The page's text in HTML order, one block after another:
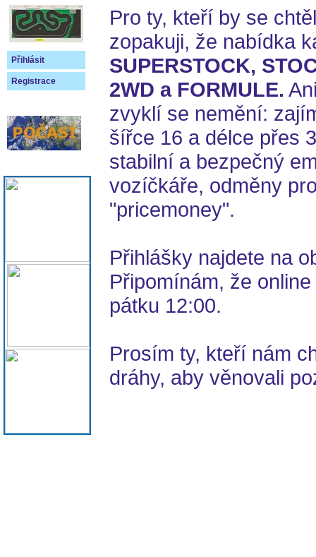
Přihlásit
Registrace
Pro ty, kteří by se
zopakuji, že nabídka
SUPERSTOCK,
2WD a FORMULE.
zvyklí se nemění:
šířce 16 a délce přes
stabilní a bezpečný
vozíčkáře, odměny
"pricemoney".
Přihlášky najdete na
Připomínám, že
pátku 12:00.
Prosím ty, kteří nám
dráhy, aby věnovali